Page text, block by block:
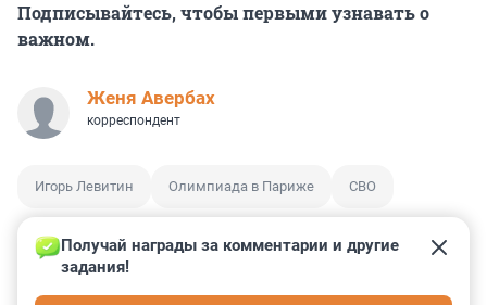
Подписывайтесь, чтобы первыми узнавать о
важном.
Женя Авербах
корреспондент
Игорь Левитин Олимпиада в Париже СВО
Получай награды за комментарии и другие
задания!